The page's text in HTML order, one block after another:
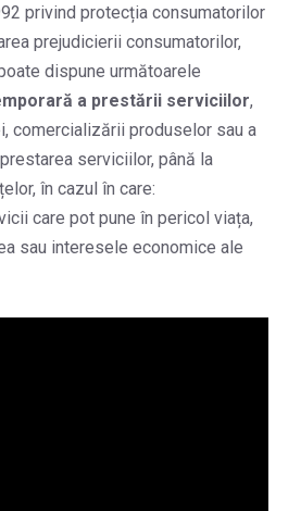
privind protecția consumatorilor
prejudicierii consumatorilor,
dispune următoarele
a prestării serviciilor,
comercializării produselor sau a
serviciilor, până la
în cazul în care:
care pot pune în pericol viața,
sau interesele economice ale